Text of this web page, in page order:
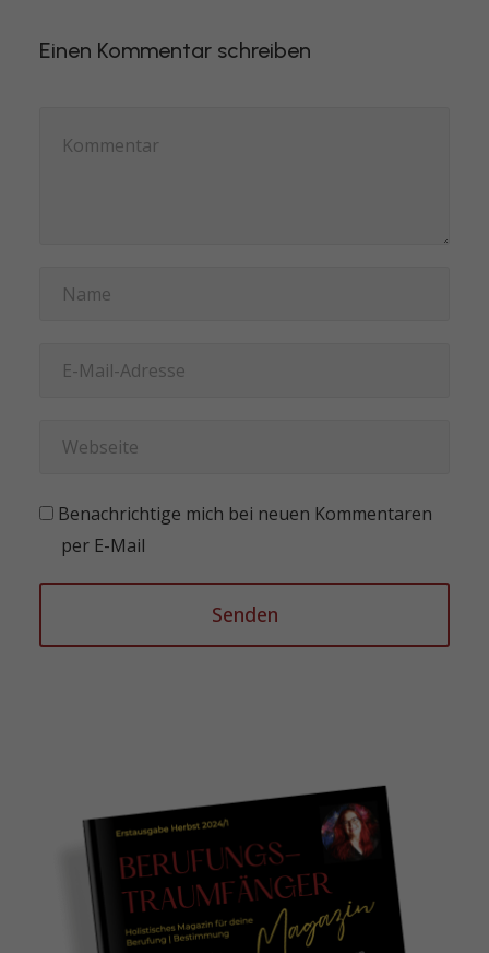
Einen Kommentar schreiben
Benachrichtige mich bei neuen Kommentaren
per E-Mail
Senden